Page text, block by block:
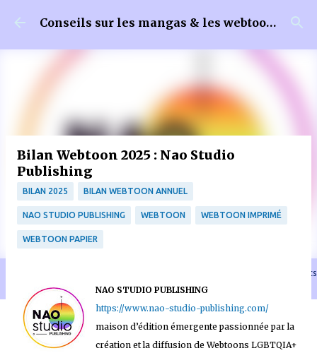
Accéder au contenu principal Conseils sur les mangas & les webtoons
🐈‍⬛ En tant que Partenaire Amazon, je réalise un bénéfice sur les achats
remplissant les conditions requises quand vous achetez sur Amazon.fr
Bilan Webtoon 2025 : Nao Studio
Publishing
BILAN 2025 BILAN WEBTOON ANNUEL
NAO STUDIO PUBLISHING WEBTOON WEBTOON IMPRIMÉ
WEBTOON PAPIER
NAO STUDIO PUBLISHING
https://www.nao-studio-publishing.com/
maison d’édition émergente passionnée par la
création et la diffusion de Webtoons LGBTQIA+